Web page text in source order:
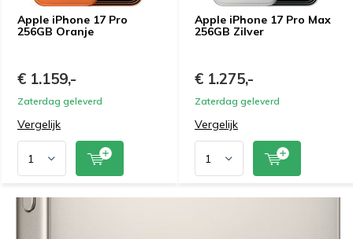
Apple iPhone 17 Pro
256GB Oranje
€ 1.159,-
Zaterdag geleverd
Vergelijk
Apple iPhone 17 Pro Max
256GB Zilver
€ 1.275,-
Zaterdag geleverd
Vergelijk